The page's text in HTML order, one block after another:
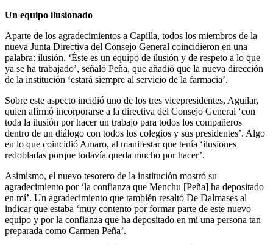
Un equipo ilusionado
Aparte de los agradecimientos a Capilla, todos los miembros de la
nueva Junta Directiva del Consejo General coincidieron en una
palabra: ilusión. ‘Éste es un equipo de ilusión y de respeto a lo que
ya se ha trabajado’, señaló Peña, que añadió que la nueva dirección
de la institución ‘estará siempre al servicio de la farmacia’.
Sobre este aspecto incidió uno de los tres vicepresidentes, Aguilar,
quien afirmó incorporarse a la directiva del Consejo General ‘con
toda la ilusión por hacer un trabajo para todos los compañeros
dentro de un diálogo con todos los colegios y sus presidentes’. Algo
en lo que coincidió Amaro, al manifestar que tenía ‘ilusiones
redobladas porque todavía queda mucho por hacer’.
Asimismo, el nuevo tesorero de la institución mostró su
agradecimiento por ‘la confianza que Menchu [Peña] ha depositado
en mí’. Un agradecimiento que también resaltó De Dalmases al
indicar que estaba ‘muy contento por formar parte de este nuevo
equipo y por la confianza que ha depositado en mí una persona tan
preparada como Carmen Peña’.